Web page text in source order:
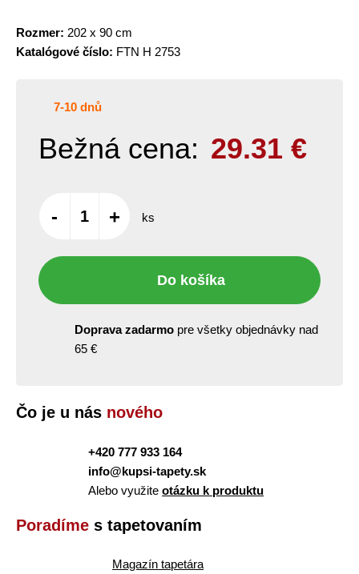
Rozmer: 202 x 90 cm
Katalógové číslo: FTN H 2753
7-10 dnů
Bežná cena: 29.31 €
- + ks
Do košíka
Doprava zadarmo pre všetky objednávky nad
65 €
Čo je u nás nového
+420 777 933 164
info@kupsi-tapety.sk
Alebo využite otázku k produktu
Poradíme s tapetovaním
Magazín tapetára